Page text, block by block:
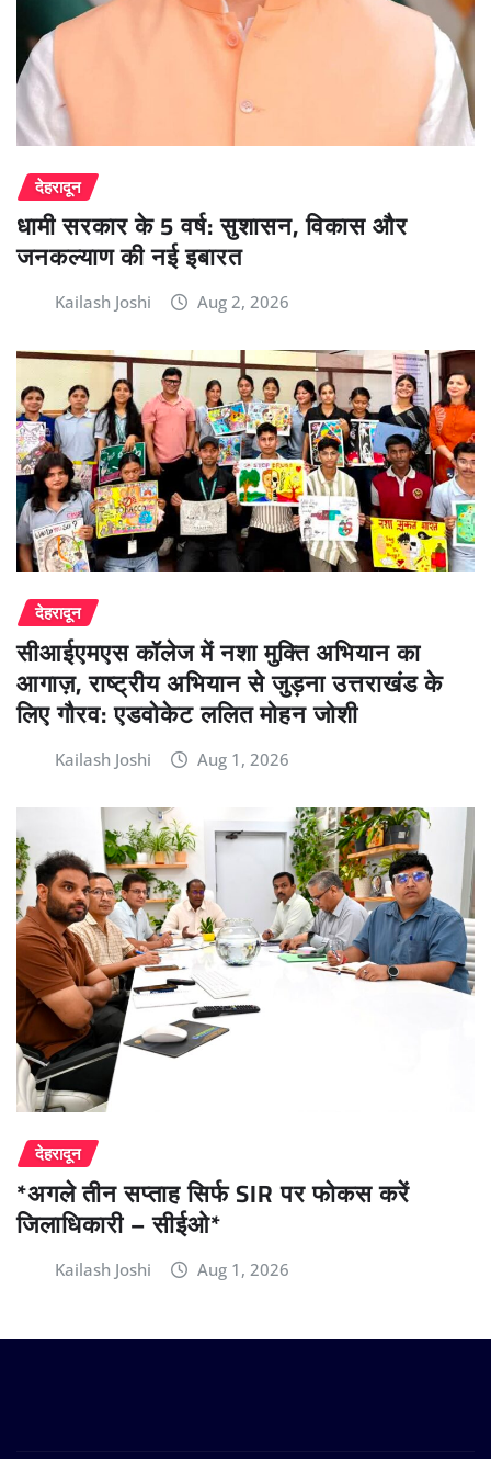
देहरादून
धामी सरकार के 5 वर्ष: सुशासन, विकास और
जनकल्याण की नई इबारत
Kailash Joshi Aug 2, 2026
देहरादून
सीआईएमएस कॉलेज में नशा मुक्ति अभियान का
आगाज़, राष्ट्रीय अभियान से जुड़ना उत्तराखंड के
लिए गौरव: एडवोकेट ललित मोहन जोशी
Kailash Joshi Aug 1, 2026
देहरादून
*अगले तीन सप्ताह सिर्फ SIR पर फोकस करें
जिलाधिकारी – सीईओ*
Kailash Joshi Aug 1, 2026